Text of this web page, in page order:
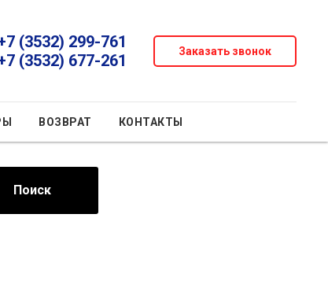
(3532) 299-761
(3532) 677-261
Заказать звонок
ВОЗВРАТ КОНТАКТЫ
Поиск